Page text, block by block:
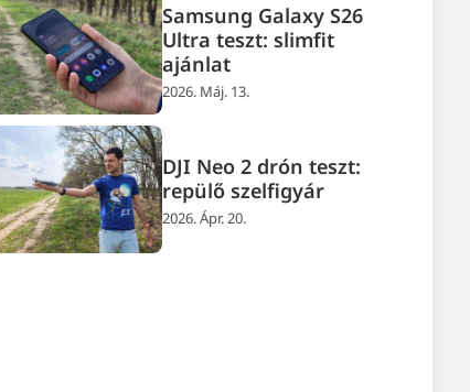
Samsung Galaxy S26
Ultra teszt: slimfit
ajánlat
2026. Máj. 13.
DJI Neo 2 drón teszt:
repülő szelfigyár
2026. Ápr. 20.